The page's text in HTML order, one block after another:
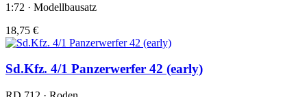
1:72 · Modellbausatz
18,75 €
Sd.Kfz. 4/1 Panzerwerfer 42 (early)